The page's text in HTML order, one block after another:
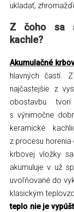
ukladať,
Z čoho sa
kachle?
Akumulačné
hlavných častí.
najčastejšie z
obostavbu
s výnimočne
keramické
z procesu
krbovej vložky
akumuluje v už
uvoľňované do
klasickým
teplo nie je